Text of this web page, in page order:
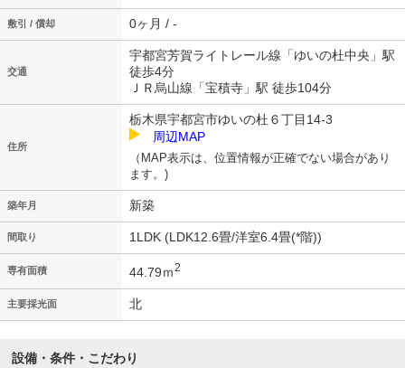
敷引 / 償却 0ヶ月 / -
交通
宇都宮芳賀ライトレール線「ゆいの杜中央」駅
徒歩4分
ＪＲ烏山線「宝積寺」駅 徒歩104分
住所
栃木県宇都宮市ゆいの杜６丁目14-3
周辺MAP
（MAP表示は、位置情報が正確でない場合があり
ます。)
築年月 新築
間取り 1LDK (LDK12.6畳/洋室6.4畳(*階))
専有面積 44.79ｍ2
主要採光面 北
設備・条件・こだわり